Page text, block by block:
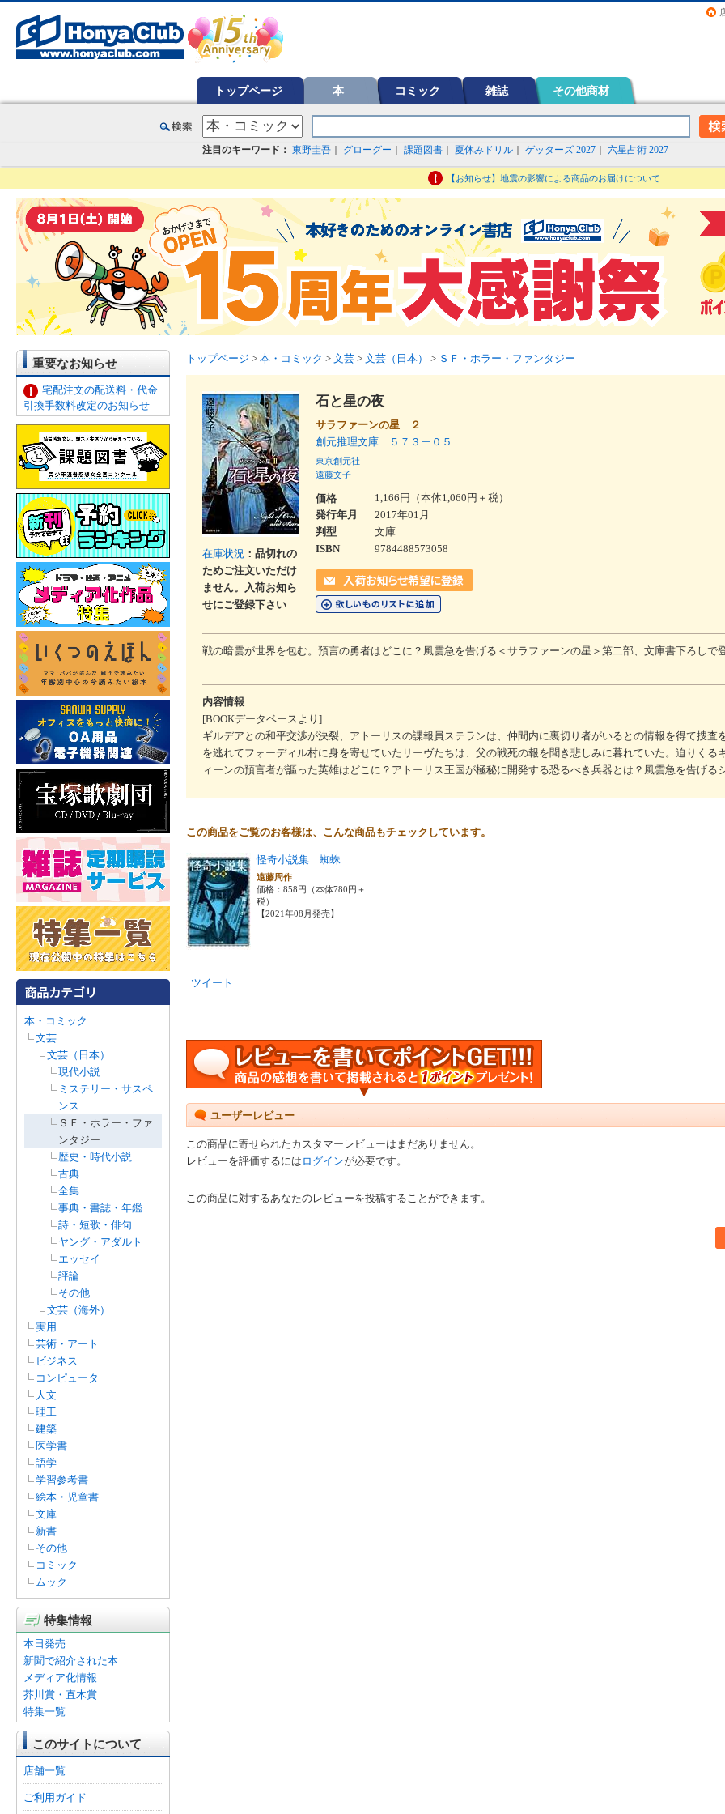
トップページ 本 コミック 雑誌 その他商材
注目のキーワード： 東野圭吾 グローグー 課題図書 夏休みドリル ゲッターズ 2027 六星占術 2027
【お知らせ】地震の影響による商品のお届けについて
重要なお知らせ
宅配注文の配送料・代金
引換手数料改定のお知らせ
本・コミック
文芸
文芸（日本）
現代小説
ミステリー・サスペ
ンス
ＳＦ・ホラー・ファ
ンタジー
歴史・時代小説
古典
全集
事典・書誌・年鑑
詩・短歌・俳句
ヤング・アダルト
エッセイ
評論
その他
文芸（海外）
実用
芸術・アート
ビジネス
コンピュータ
人文
理工
建築
医学書
語学
学習参考書
絵本・児童書
文庫
新書
その他
コミック
ムック
特集情報
本日発売
新聞で紹介された本
メディア化情報
芥川賞・直木賞
特集一覧
このサイトについて
店舗一覧
ご利用ガイド
トップページ > 本・コミック > 文芸 > 文芸（日本） > ＳＦ・ホラー・ファンタジー
在庫状況 ：品切れの
ためご注文いただけ
ません。入荷お知ら
せにご登録下さい
石と星の夜
サラファーンの星 ２
創元推理文庫 ５７３ー０５
東京創元社
遠藤文子
価格
1,166円（本体1,060円＋税）
発行年月
2017年01月
判型
文庫
ISBN
9784488573058
戦の暗雲が世界を包む。預言の勇者はどこに？風雲急を告げる＜サラファーンの星＞第二部、文庫書下ろしで登
内容情報
[BOOKデータベースより]
ギルデアとの和平交渉が決裂、アトーリスの諜報員ステランは、仲間内に裏切り者がいるとの情報を得て捜査
を逃れてフォーディル村に身を寄せていたリーヴたちは、父の戦死の報を聞き悲しみに暮れていた。迫りくる
ィーンの預言者が謳った英雄はどこに？アトーリス王国が極秘に開発する恐るべき兵器とは？風雲急を告げる
この商品をご覧のお客様は、こんな商品もチェックしています。
怪奇小説集 蜘蛛
遠藤周作
価格：858円（本体780円＋
税）
【2021年08月発売】
ツイート
ユーザーレビュー
この商品に寄せられたカスタマーレビューはまだありません。
レビューを評価するには ログインが必要です。
この商品に対するあなたのレビューを投稿することができます。